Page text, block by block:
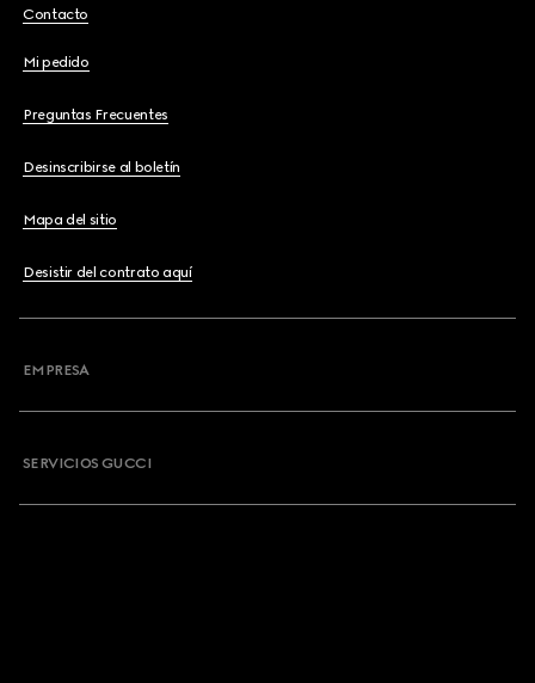
Contacto
Mi pedido
Preguntas Frecuentes
Desinscribirse al boletín
Mapa del sitio
Desistir del contrato aquí
EMPRESA
SERVICIOS GUCCI